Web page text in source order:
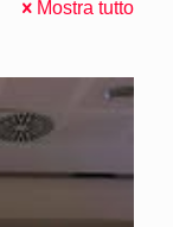
Mostra tutto